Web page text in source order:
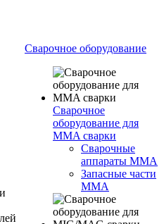
Сварочное оборудование
Сварочное
оборудование для
MMA сварки
Сварочные
аппараты MMA
Запасные части
MMA